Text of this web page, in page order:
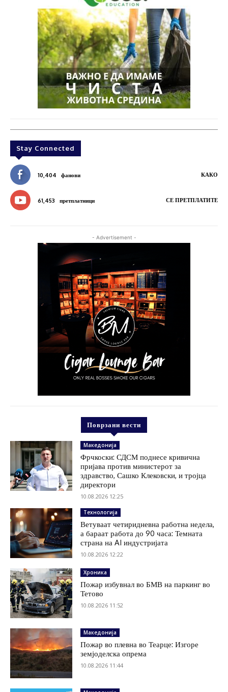
Stay Connected
10,404 фанови КАКО
61,453 претплатници СЕ ПРЕТПЛАТИТЕ
- Advertisement -
Поврзани вести
Македонија
Фрчкоски: СДСМ поднесе кривична
пријава против министерот за
здравство, Сашко Клековски, и тројца
директори
10.08.2026 12:25
Технологија
Ветуваат четиридневна работна недела,
а бараат работа до 90 часа: Темната
страна на AI индустријата
10.08.2026 12:22
Хроника
Пожар избувнал во БМВ на паркинг во
Тетово
10.08.2026 11:52
Македонија
Пожар во плевна во Теарце: Изгоре
земјоделска опрема
10.08.2026 11:44